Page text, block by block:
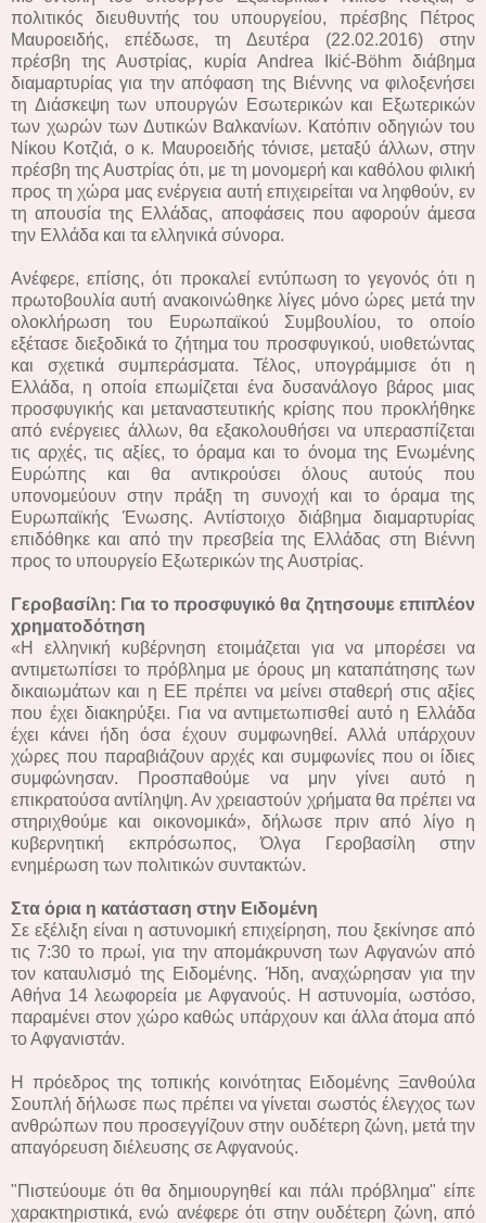
πολιτικός διευθυντής του υπουργείου, πρέσβης Πέτρος
Μαυροειδής, επέδωσε, τη Δευτέρα (22.02.2016) στην
πρέσβη της Αυστρίας, κυρία Andrea Ikić-Böhm διάβημα
διαμαρτυρίας για την απόφαση της Βιέννης να φιλοξενήσει
τη Διάσκεψη των υπουργών Εσωτερικών και Εξωτερικών
των χωρών των Δυτικών Βαλκανίων. Κατόπιν οδηγιών του
Νίκου Κοτζιά, ο κ. Μαυροειδής τόνισε, μεταξύ άλλων, στην
πρέσβη της Αυστρίας ότι, με τη μονομερή και καθόλου φιλική
προς τη χώρα μας ενέργεια αυτή επιχειρείται να ληφθούν, εν
τη απουσία της Ελλάδας, αποφάσεις που αφορούν άμεσα
την Ελλάδα και τα ελληνικά σύνορα.
Ανέφερε, επίσης, ότι προκαλεί εντύπωση το γεγονός ότι η
πρωτοβουλία αυτή ανακοινώθηκε λίγες μόνο ώρες μετά την
ολοκλήρωση του Ευρωπαϊκού Συμβουλίου, το οποίo
εξέτασε διεξοδικά το ζήτημα του προσφυγικού, υιοθετώντας
και σχετικά συμπεράσματα. Τέλος, υπογράμμισε ότι η
Ελλάδα, η οποία επωμίζεται ένα δυσανάλογο βάρος μιας
προσφυγικής και μεταναστευτικής κρίσης που προκλήθηκε
από ενέργειες άλλων, θα εξακολουθήσει να υπερασπίζεται
τις αρχές, τις αξίες, το όραμα και το όνομα της Ενωμένης
Ευρώπης και θα αντικρούσει όλους αυτούς που
υπονομεύουν στην πράξη τη συνοχή και το όραμα της
Ευρωπαϊκής Ένωσης. Αντίστοιχο διάβημα διαμαρτυρίας
επιδόθηκε και από την πρεσβεία της Ελλάδας στη Βιέννη
προς το υπουργείο Εξωτερικών της Αυστρίας.
Γεροβασίλη: Για το προσφυγικό θα ζητησουμε επιπλέον
χρηματοδότηση
«Η ελληνική κυβέρνηση ετοιμάζεται για να μπορέσει να
αντιμετωπίσει το πρόβλημα με όρους μη καταπάτησης των
δικαιωμάτων και η ΕΕ πρέπει να μείνει σταθερή στις αξίες
που έχει διακηρύξει. Για να αντιμετωπισθεί αυτό η Ελλάδα
έχει κάνει ήδη όσα έχουν συμφωνηθεί. Αλλά υπάρχουν
χώρες που παραβιάζουν αρχές και συμφωνίες που οι ίδιες
συμφώνησαν. Προσπαθούμε να μην γίνει αυτό η
επικρατούσα αντίληψη. Αν χρειαστούν χρήματα θα πρέπει να
στηριχθούμε και οικονομικά», δήλωσε πριν από λίγο η
κυβερνητική εκπρόσωπος, Όλγα Γεροβασίλη στην
ενημέρωση των πολιτικών συντακτών.
Στα όρια η κατάσταση στην Ειδομένη
Σε εξέλιξη είναι η αστυνομική επιχείρηση, που ξεκίνησε από
τις 7:30 το πρωί, για την απομάκρυνση των Αφγανών από
τον καταυλισμό της Ειδομένης. Ήδη, αναχώρησαν για την
Αθήνα 14 λεωφορεία με Αφγανούς. Η αστυνομία, ωστόσο,
παραμένει στον χώρο καθώς υπάρχουν και άλλα άτομα από
το Αφγανιστάν.
Η πρόεδρος της τοπικής κοινότητας Ειδομένης Ξανθούλα
Σουπλή δήλωσε πως πρέπει να γίνεται σωστός έλεγχος των
ανθρώπων που προσεγγίζουν στην ουδέτερη ζώνη, μετά την
απαγόρευση διέλευσης σε Αφγανούς.
"Πιστεύουμε ότι θα δημιουργηθεί και πάλι πρόβλημα" είπε
χαρακτηριστικά, ενώ ανέφερε ότι στην ουδέτερη ζώνη, από